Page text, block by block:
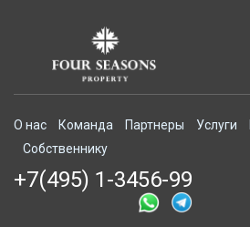
О нас Команда Партнеры Услуги
Собственнику
+7(495) 1-3456-99